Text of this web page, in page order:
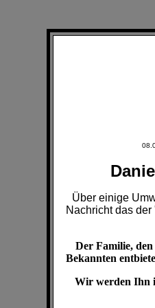
Über einige
Nachricht das
Der Familie,
Bekannten
Wir werden Ihn